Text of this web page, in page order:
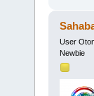
User
Newbie